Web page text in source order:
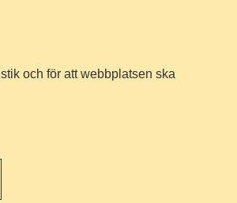
och för att webbplatsen ska